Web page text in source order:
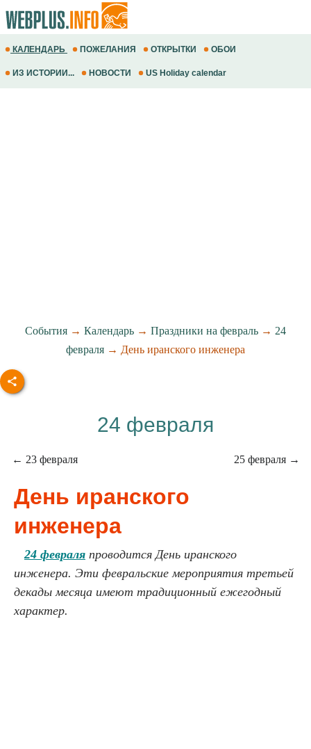
КАЛЕНДАРЬ ПОЖЕЛАНИЯ ОТКРЫТКИ ОБОИ
ИЗ ИСТОРИИ... НОВОСТИ US Holiday calendar
События → Календарь → Праздники на февраль → 24
февраля → День иранского инженера
24 февраля
← 23 февраля 25 февраля →
День иранского
инженера
24 февраля проводится День иранского
инженера. Эти февральские мероприятия третьей
декады месяца имеют традиционный ежегодный
характер.